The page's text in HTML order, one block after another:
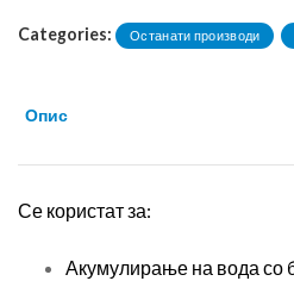
Categories: Останати производи
Опис
Се користат за:
Акумулирање на вода со